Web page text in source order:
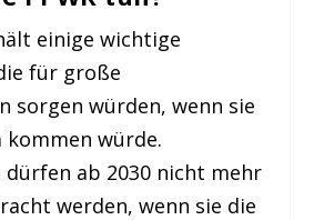
einige wichtige
für große
sorgen würden, wenn sie
kommen würde.
dürfen ab 2030 nicht mehr
werden, wenn sie die